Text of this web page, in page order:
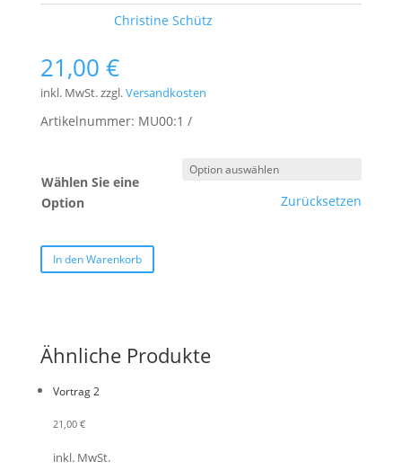
Christine Schütz
21,00 €
inkl. MwSt.zzgl.Versandkosten
Artikelnummer: MU00:1
Wählen Sie eine
Option
Zurücksetzen
In den Warenkorb
Ähnliche Produkte
Vortrag 2
21,00 €
inkl. MwSt.